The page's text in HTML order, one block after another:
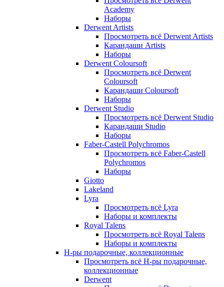
Academy
Наборы
Derwent Artists
Просмотреть всё Derwent Artists
Карандаши Artists
Наборы
Derwent Coloursoft
Просмотреть всё Derwent
Coloursoft
Карандаши Coloursoft
Наборы
Derwent Studio
Просмотреть всё Derwent Studio
Карандаши Studio
Наборы
Faber-Castell Polychromos
Просмотреть всё Faber-Castell
Polychromos
Наборы
Giotto
Lakeland
Lyra
Просмотреть всё Lyra
Наборы и комплекты
Royal Talens
Просмотреть всё Royal Talens
Наборы и комплекты
Н-ры подарочные, коллекционные
Просмотреть всё Н-ры подарочные,
коллекционные
Derwent